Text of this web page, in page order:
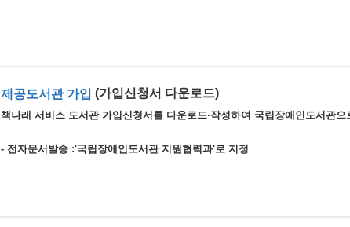
제공도서관 가입 (가입신청서 다운로드)
책나래 서비스 도서관 가입신청서를 다운로드·작성하여 국립장애인도서관으
- 전자문서발송 :'국립장애인도서관 지원협력과'로 지정